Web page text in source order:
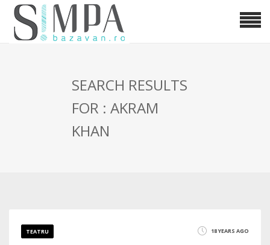
SEARCH RESULTS
FOR : AKRAM
KHAN
TEATRU 18 YEARS AGO